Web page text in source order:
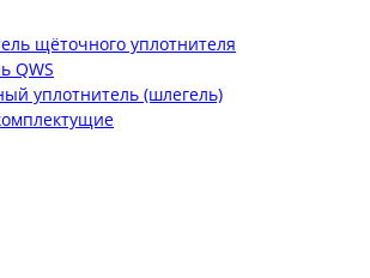
щёточного уплотнителя
QWS
уплотнитель (шлегель)